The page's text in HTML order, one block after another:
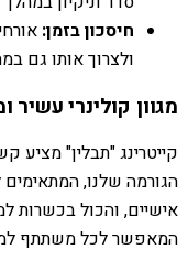
חיסכון בזמן:
ולצרוך אותו גם
מגוון קולינרי עשיר
קייטרינג "תבלין" מציע
הגורמה שלנו, המתאימים
אישיים, והכול בכשרות
המאפשר לכל משתתף